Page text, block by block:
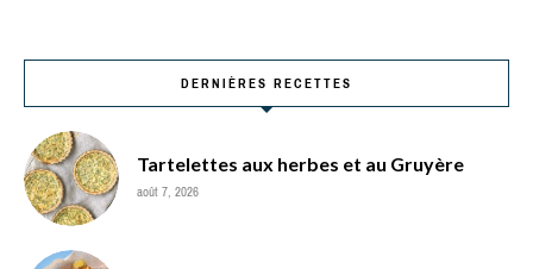
DERNIÈRES RECETTES
Tartelettes aux herbes et au Gruyère
août 7, 2026